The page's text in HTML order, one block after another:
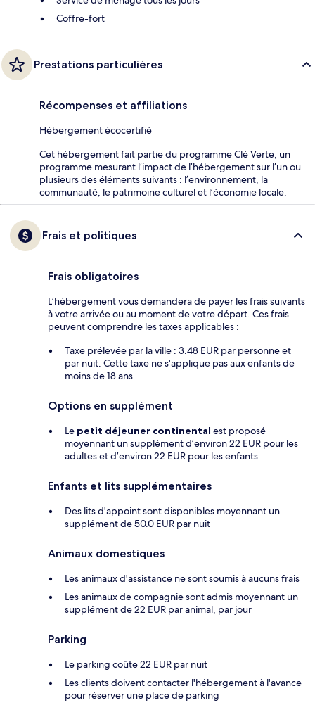
Coffre-fort
Prestations particulières
Récompenses et affiliations
Hébergement écocertifié
Cet hébergement fait partie du programme Clé Verte, un
programme mesurant l’impact de l’hébergement sur l’un ou
plusieurs des éléments suivants : l’environnement, la
communauté, le patrimoine culturel et l’économie locale.
Frais et politiques
Frais obligatoires
L’hébergement vous demandera de payer les frais suivants
à votre arrivée ou au moment de votre départ. Ces frais
peuvent comprendre les taxes applicables :
Taxe prélevée par la ville : 3.48 EUR par personne et
par nuit. Cette taxe ne s'applique pas aux enfants de
moins de 18 ans.
Options en supplément
Le petit déjeuner continental est proposé
moyennant un supplément d’environ 22 EUR pour les
adultes et d’environ 22 EUR pour les enfants
Enfants et lits supplémentaires
Des lits d'appoint sont disponibles moyennant un
supplément de 50.0 EUR par nuit
Animaux domestiques
Les animaux d'assistance ne sont soumis à aucuns frais
Les animaux de compagnie sont admis moyennant un
supplément de 22 EUR par animal, par jour
Parking
Le parking coûte 22 EUR par nuit
Les clients doivent contacter l'hébergement à l'avance
pour réserver une place de parking